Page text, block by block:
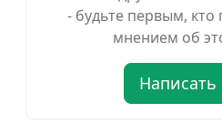
- будьте первым, кто
мнением об
Написать